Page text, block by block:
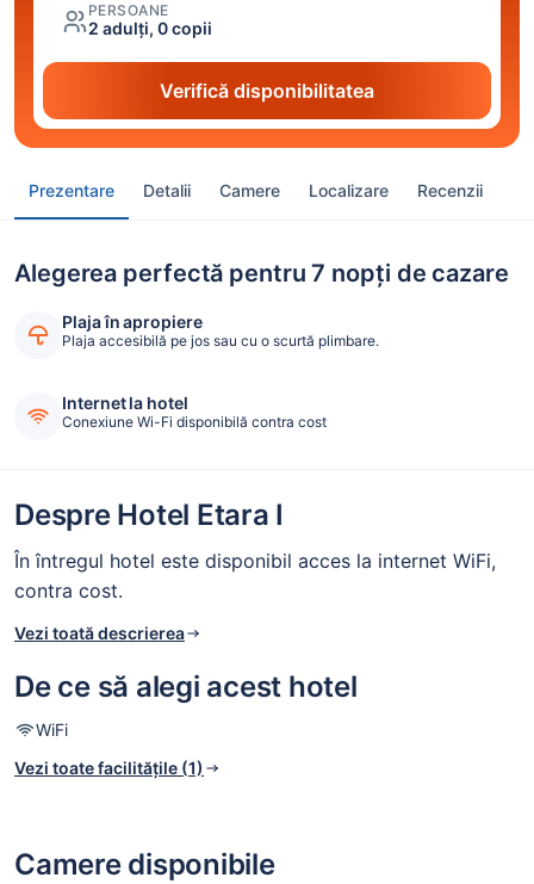
PERSOANE
2 adulți, 0 copii
Verifică disponibilitatea
Prezentare Detalii Camere Localizare Recenzii
Alegerea perfectă pentru 7 nopți de cazare
Plaja în apropiere
Plaja accesibilă pe jos sau cu o scurtă plimbare.
Internet la hotel
Conexiune Wi-Fi disponibilă contra cost
Despre Hotel Etara I
În întregul hotel este disponibil acces la internet WiFi,
contra cost.
Vezi toată descrierea
De ce să alegi acest hotel
WiFi
Vezi toate facilitățile (1)
Camere disponibile